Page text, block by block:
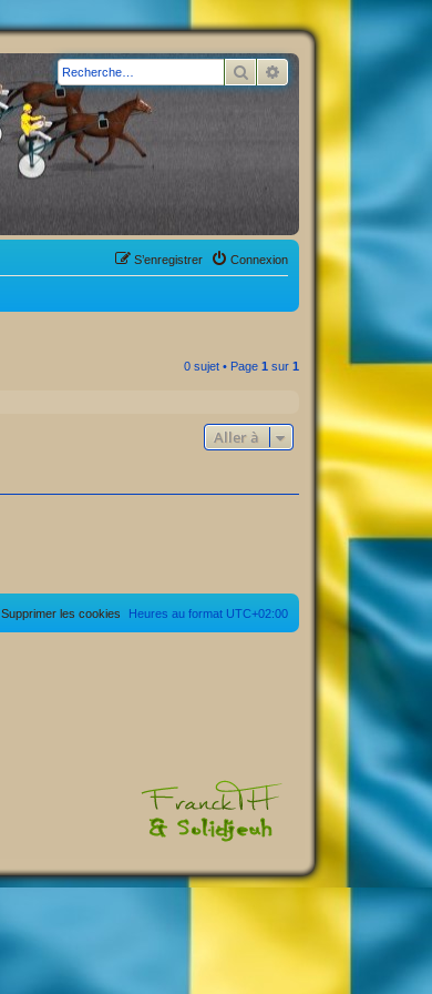
Rechercher
Connexion
S’enregistrer
0 sujet • Page 1 sur 1
Aller à
Heures au format UTC+02:00
Supprimer les cookies